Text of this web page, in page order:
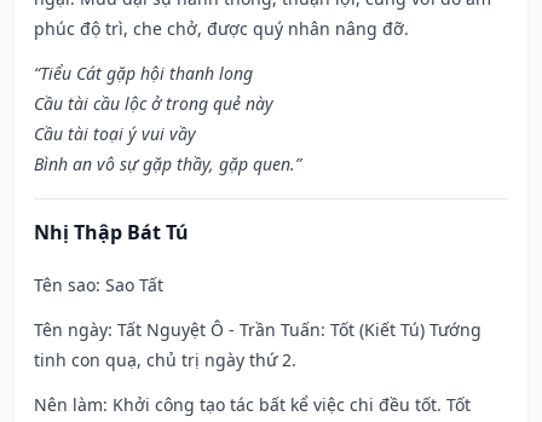
phúc độ trì, che chở, được quý nhân nâng đỡ.
“Tiểu Cát gặp hội thanh long
Cầu tài cầu lộc ở trong quẻ này
Cầu tài toại ý vui vầy
Bình an vô sự gặp thầy, gặp quen.”
Nhị Thập Bát Tú
Tên sao: Sao Tất
Tên ngày: Tất Nguyệt Ô - Trần Tuấn: Tốt (Kiết Tú) Tướng
tinh con quạ, chủ trị ngày thứ 2.
Nên làm: Khởi công tạo tác bất kể việc chi đều tốt. Tốt